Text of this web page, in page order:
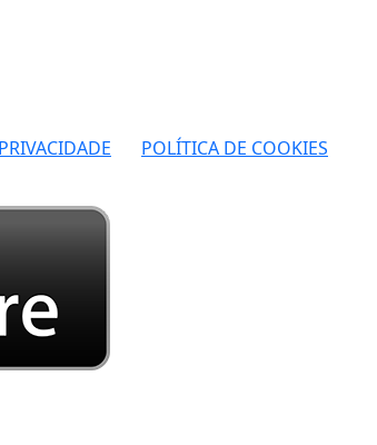
POLÍTICA DE COOKIES